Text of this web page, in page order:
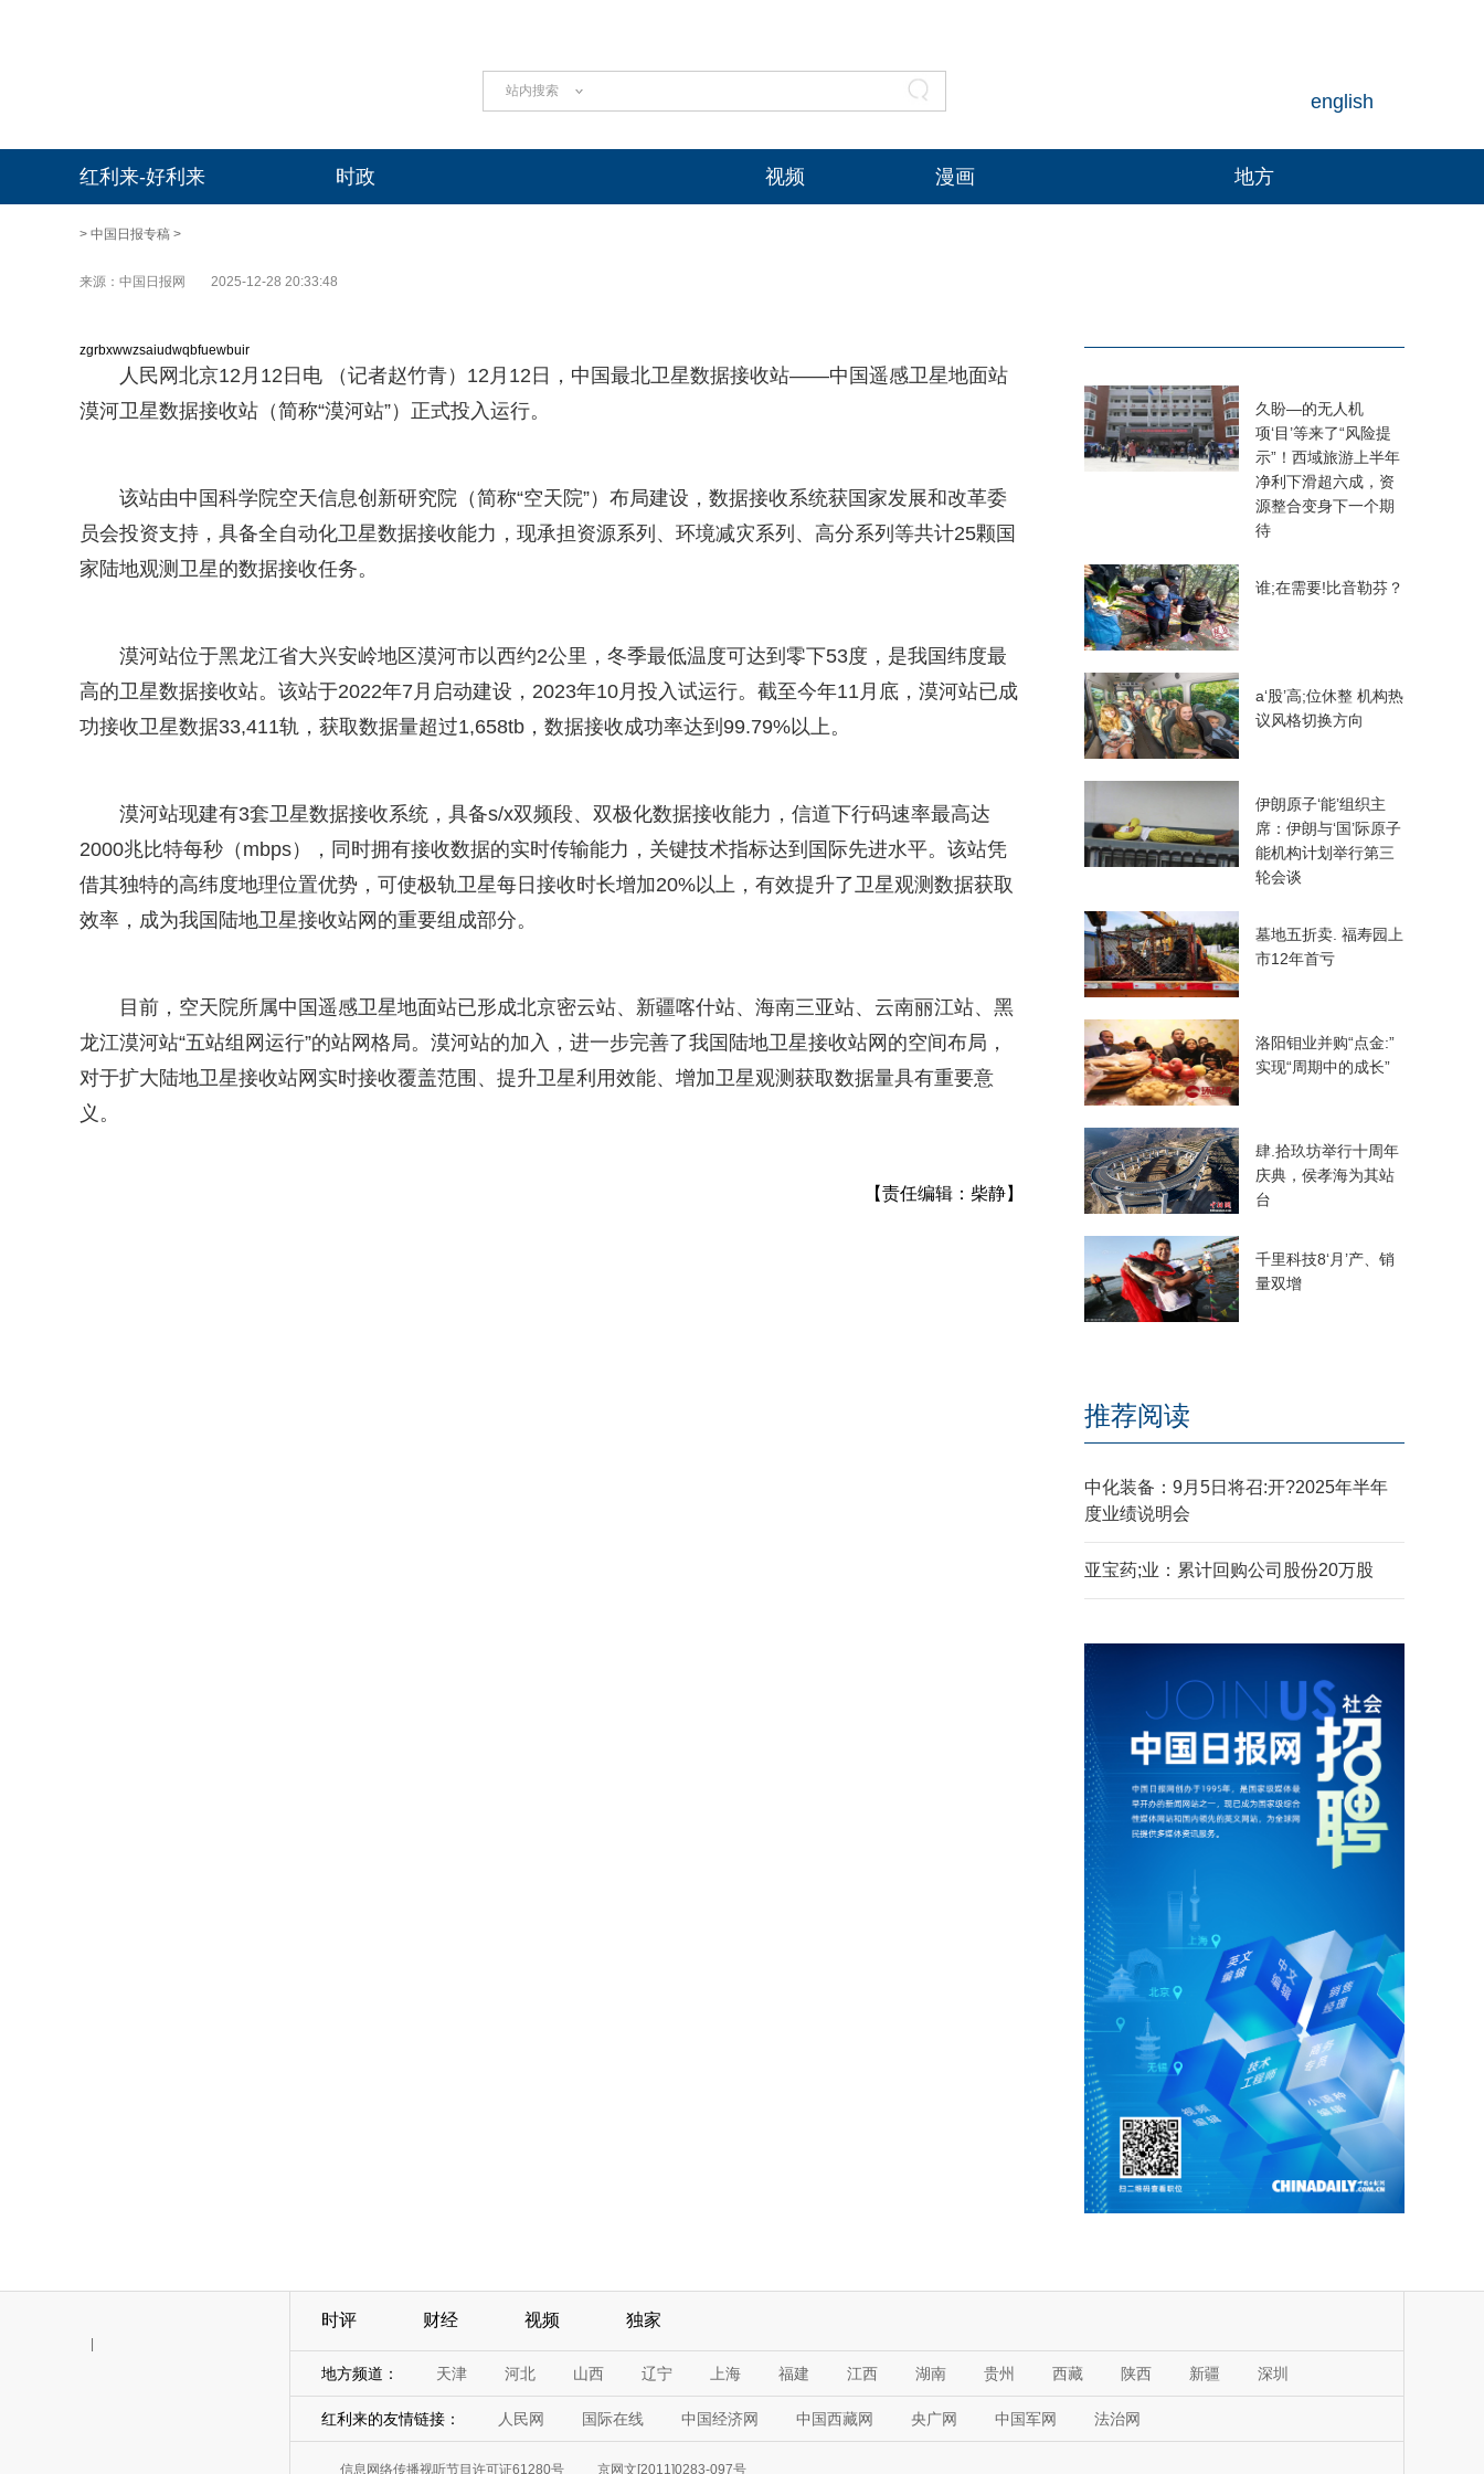
站内搜索 english
红利来-好利来 时政 视频 漫画 地方
> 中国日报专稿 >
来源：中国日报网 2025-12-28 20:33:48
zgrbxwwzsaiudwqbfuewbuir
人民网北京12月12日电 （记者赵竹青）12月12日，中国最北卫星数据接收站——中国遥感卫星地面站
漠河卫星数据接收站（简称“漠河站”）正式投入运行。
该站由中国科学院空天信息创新研究院（简称“空天院”）布局建设，数据接收系统获国家发展和改革委
员会投资支持，具备全自动化卫星数据接收能力，现承担资源系列、环境减灾系列、高分系列等共计25颗国
家陆地观测卫星的数据接收任务。
漠河站位于黑龙江省大兴安岭地区漠河市以西约2公里，冬季最低温度可达到零下53度，是我国纬度最
高的卫星数据接收站。该站于2022年7月启动建设，2023年10月投入试运行。截至今年11月底，漠河站已成
功接收卫星数据33,411轨，获取数据量超过1,658tb，数据接收成功率达到99.79%以上。
漠河站现建有3套卫星数据接收系统，具备s/x双频段、双极化数据接收能力，信道下行码速率最高达
2000兆比特每秒（mbps），同时拥有接收数据的实时传输能力，关键技术指标达到国际先进水平。该站凭
借其独特的高纬度地理位置优势，可使极轨卫星每日接收时长增加20%以上，有效提升了卫星观测数据获取
效率，成为我国陆地卫星接收站网的重要组成部分。
目前，空天院所属中国遥感卫星地面站已形成北京密云站、新疆喀什站、海南三亚站、云南丽江站、黑
龙江漠河站“五站组网运行”的站网格局。漠河站的加入，进一步完善了我国陆地卫星接收站网的空间布局，
对于扩大陆地卫星接收站网实时接收覆盖范围、提升卫星利用效能、增加卫星观测获取数据量具有重要意
义。
【责任编辑：柴静】
久盼—的无人机
项‘目’等来了“风险提
示”！西域旅游上半年
净利下滑超六成，资
源整合变身下一个期
待
谁;在需要!比音勒芬？
a‘股’高;位休整 机构热
议风格切换方向
伊朗原子‘能’组织主
席：伊朗与‘国’际原子
能机构计划举行第三
轮会谈
墓地五折卖. 福寿园上
市12年首亏
洛阳钼业并购“点金:”
实现“周期中的成长”
肆.拾玖坊举行十周年
庆典，侯孝海为其站
台
千里科技8‘月’产、销
量双增
推荐阅读
中化装备：9月5日将召:开?2025年半年
度业绩说明会
亚宝药;业：累计回购公司股份20万股
|
时评 财经 视频 独家
地方频道： 天津 河北 山西 辽宁 上海 福建 江西 湖南 贵州 西藏 陕西 新疆 深圳
红利来的友情链接： 人民网 国际在线 中国经济网 中国西藏网 央广网 中国军网 法治网
信息网络传播视听节目许可证61280号 京网文[2011]0283-097号